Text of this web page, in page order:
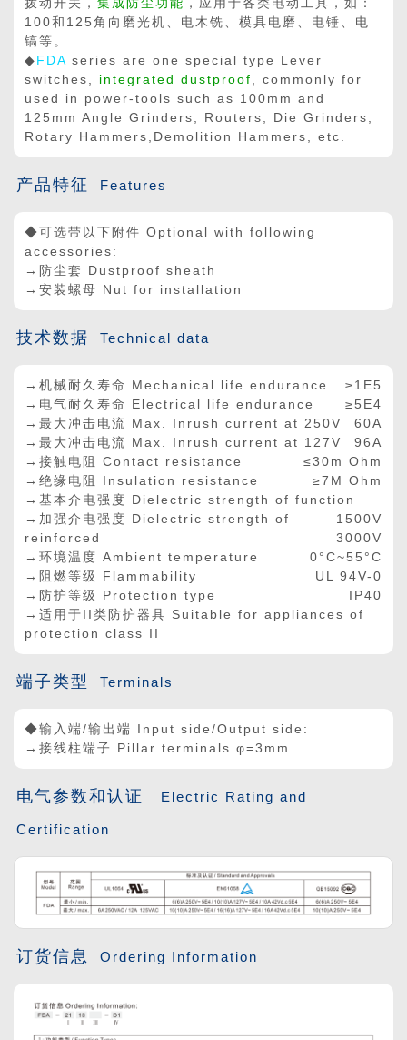
拨动开关， 集成防尘功能 ，应用于各类电动工具，如：
100和125角向磨光机、电木铣、模具电磨、电锤、电
镐等。
◆ FDA series are one special type Lever
switches, integrated dustproof , commonly for
used in power-tools such as 100mm and
125mm Angle Grinders, Routers, Die Grinders,
Rotary Hammers,Demolition Hammers, etc.
产品特征 Features
◆可选带以下附件 Optional with following
accessories:
→防尘套 Dustproof sheath
→安装螺母 Nut for installation
技术数据 Technical data
→机械耐久寿命 Mechanical life endurance
≥1E5
→电气耐久寿命 Electrical life endurance
≥5E4
→最大冲击电流 Max. Inrush current at 250V
60A
→最大冲击电流 Max. Inrush current at 127V
96A
→接触电阻 Contact resistance
≤30m Ohm
→绝缘电阻 Insulation resistance
≥7M Ohm
→基本介电强度 Dielectric strength of function
1500V
→加强介电强度 Dielectric strength of
reinforced
3000V
→环境温度 Ambient temperature
0°C~55°C
→阻燃等级 Flammability
UL 94V-0
→防护等级 Protection type
IP40
→适用于II类防护器具 Suitable for appliances of
protection class II
端子类型 Terminals
◆输入端/输出端 Input side/Output side:
→接线柱端子 Pillar terminals φ=3mm
电气参数和认证 Electric Rating and
Certification
订货信息 Ordering Information